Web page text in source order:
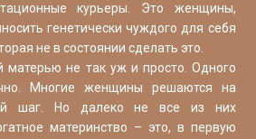
курьеры. Это женщины,
генетически чуждого для себя
не в состоянии сделать это.
матерью не так уж и просто. Одного
Многие женщины решаются на
шаг. Но далеко не все из них
материнство – это, в первую